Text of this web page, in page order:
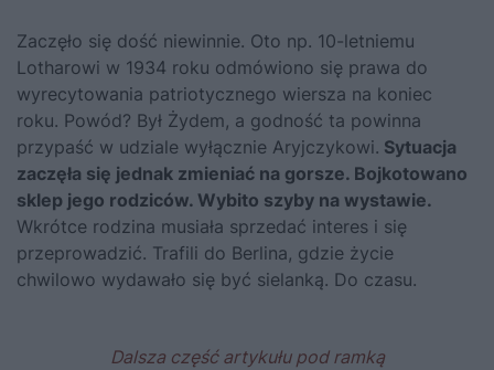
Zaczęło się dość niewinnie. Oto np. 10-letniemu
Lotharowi w 1934 roku odmówiono się prawa do
wyrecytowania patriotycznego wiersza na koniec
roku. Powód? Był Żydem, a godność ta powinna
przypaść w udziale wyłącznie Aryjczykowi. Sytuacja
zaczęła się jednak zmieniać na gorsze. Bojkotowano
sklep jego rodziców. Wybito szyby na wystawie.
Wkrótce rodzina musiała sprzedać interes i się
przeprowadzić. Trafili do Berlina, gdzie życie
chwilowo wydawało się być sielanką. Do czasu.
Dalsza część artykułu pod ramką